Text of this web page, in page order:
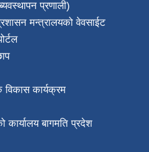
प्रणाली)
मन्त्रालयको वेवसाईट
विकास कार्यक्रम
कार्यालय बागमति प्रदेश